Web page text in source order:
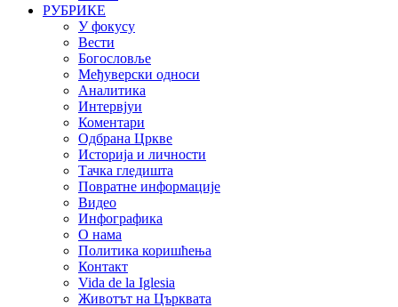
РУБРИКЕ
У фокусу
Вести
Богословље
Међуверски односи
Аналитика
Интервјуи
Коментари
Одбрана Цркве
Историја и личности
Тачка гледишта
Повратне информације
Видео
Инфографика
О нама
Политика коришћења
Контакт
Vida de la Iglesia
Животът на Църквата